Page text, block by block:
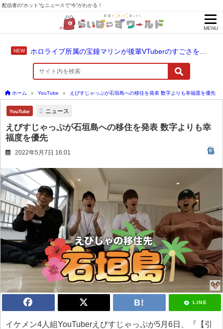
配信者の“ホット”なニュースで“今”がわかる！
MENU
ホーム YouTube えびすじゃっぷが石垣島への移住を発表 数字よりも幸福度を優先
YouTube ニュース
えびすじゃっぷが石垣島への移住を発表 数字よりも幸
福度を優先
2022年5月7日 16:01
LINE
イケメン4人組YouTuberえびすじゃっぷが5月6日、『【引